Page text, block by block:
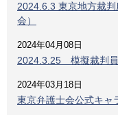
2024.6.3 東京地方裁
会）
2024年04月08日
2024.3.25 模擬裁判員
2024年03月18日
東京弁護士会公式キャ